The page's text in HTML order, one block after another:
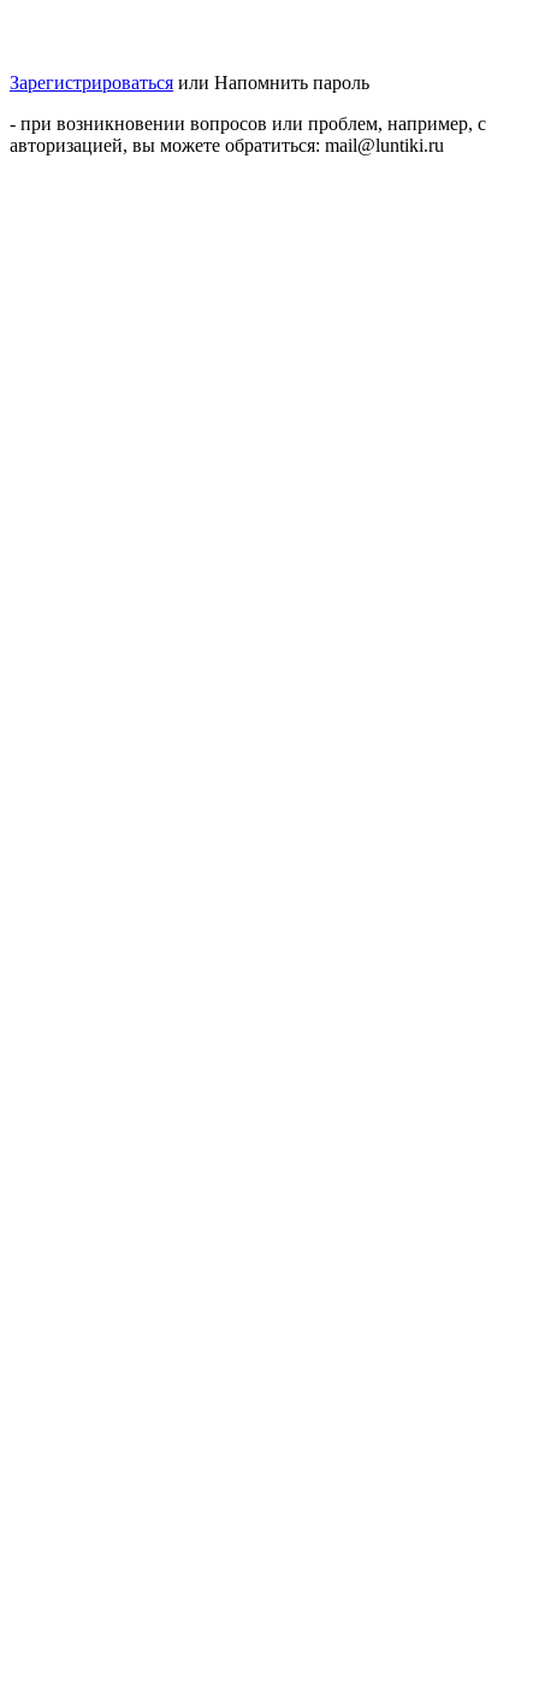
Зарегистрироваться или Напомнить пароль
- при возникновении вопросов или проблем, например, с
авторизацией, вы можете обратиться: mail@luntiki.ru